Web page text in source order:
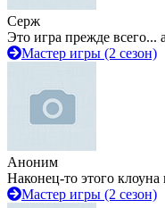
Серж
Это игра прежде всего...
Мастер игры (2 сезон)
Аноним
Наконец-то этого клоуна
Мастер игры (2 сезон)